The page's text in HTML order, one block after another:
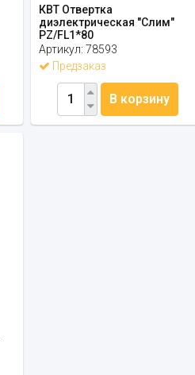
КВТ Отвертка
диэлектрическая "Слим"
PZ/FL1*80
Артикул:78593
Предзаказ
В корзину